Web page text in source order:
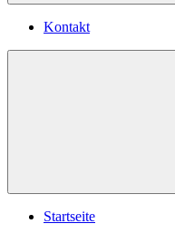
Kontakt
Startseite